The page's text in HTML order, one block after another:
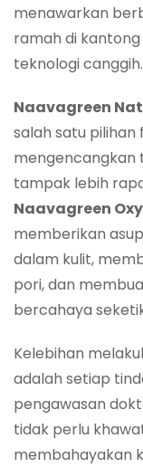
menawarkan
ramah di
teknologi canggih.
Naavagreen
salah satu
mengencangkan
tampak lebih
Naavagreen
memberikan
dalam kulit,
pori, dan
bercahaya
Kelebihan
adalah setiap
pengawasan
tidak perlu
membahayakan